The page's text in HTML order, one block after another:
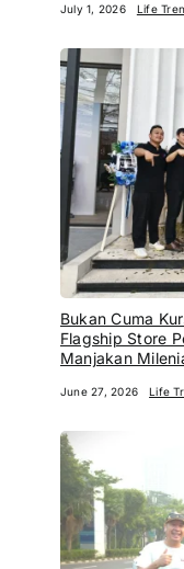
July 1, 2026 Life
Bukan Cuma
Flagship Store
Manjakan
June 27, 2026 Life